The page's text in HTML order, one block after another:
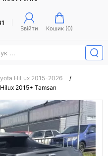
Ввійти Кошик (0)
HiLux 2015-2026
/
2015+ Tamsan